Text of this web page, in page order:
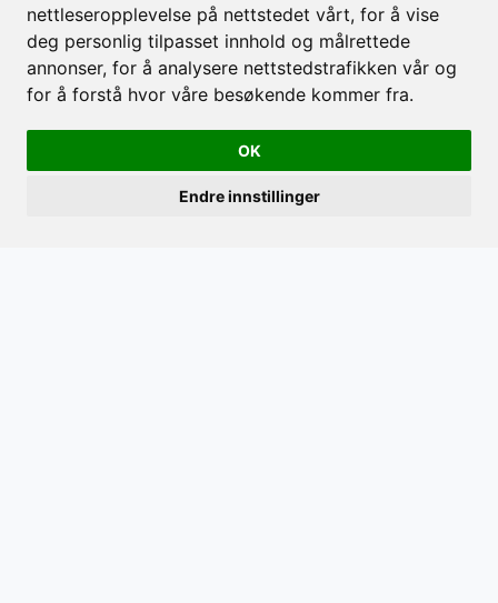
nettleseropplevelse på nettstedet vårt, for å vise
deg personlig tilpasset innhold og målrettede
annonser, for å analysere nettstedstrafikken vår og
for å forstå hvor våre besøkende kommer fra.
OK
Endre innstillinger
Campingvognplass